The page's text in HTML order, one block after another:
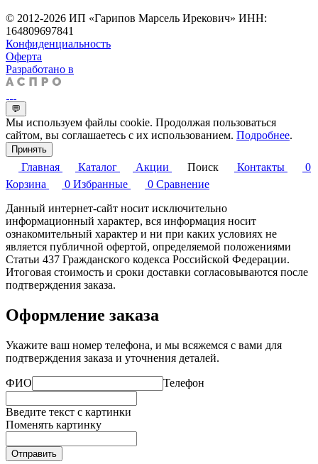
© 2012-2026 ИП «Гарипов Марсель Ирекович» ИНН:
164809697841
Конфиденциальность
Оферта
Разработано в
💬
Мы используем файлы cookie. Продолжая пользоваться
сайтом, вы соглашаетесь с их использованием. Подробнее.
Принять
Главная Каталог Акции Поиск Контакты
0
Корзина
0 Избранные 0 Сравнение
Данный интернет-сайт носит исключительно
информационный характер, вся информация носит
ознакомительный характер и ни при каких условиях не
является публичной офертой, определяемой положениями
Статьи 437 Гражданского кодекса Российской Федерации.
Итоговая стоимость и сроки доставки согласовываются после
подтверждения заказа.
Оформление заказа
Укажите ваш номер телефона, и мы всяжемся с вами для
подтверждения заказа и уточнения деталей.
ФИО Телефон
Введите текст с картинки
Поменять картинку
Отправить